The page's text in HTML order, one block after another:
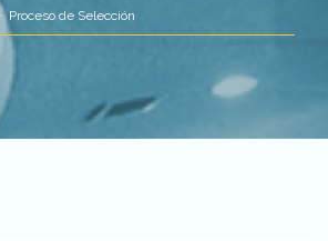
Proceso de Selección